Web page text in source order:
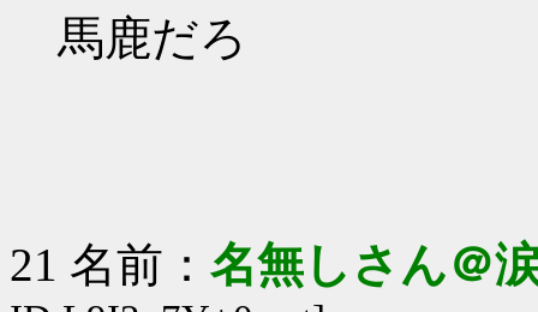
馬鹿だろ
21 名前： 名無しさん＠